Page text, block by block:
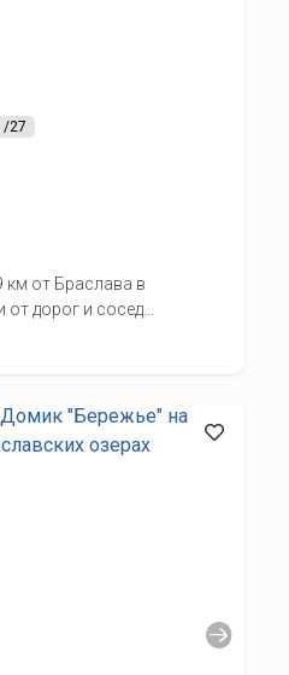
/27
км от Браслава в
дорог и сосед...